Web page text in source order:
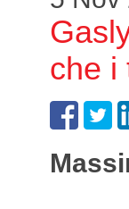
che i